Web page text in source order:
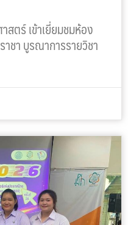
สตร์ เข้าเยี่ยมชมห้อง
ชา บูรณาการรายวิชา